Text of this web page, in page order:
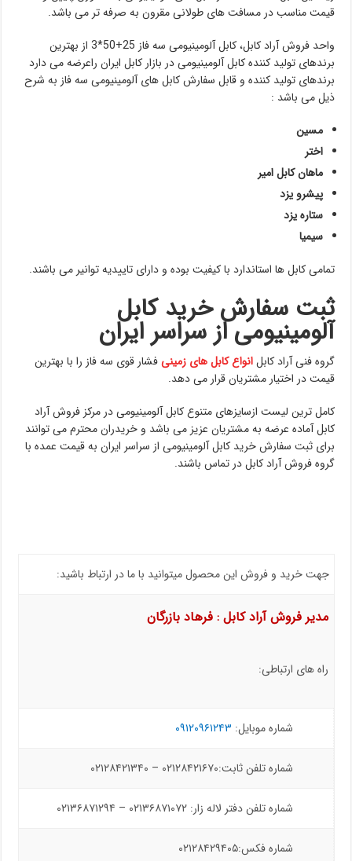
قیمت مناسب در مسافت های طولانی مقرون به صرفه تر می باشد.
واحد فروش آراد کابل، کابل آلومینیومی سه فاز 25+50*3 از بهترین
برندهای تولید کننده کابل آلومینیومی در بازار کابل ایران راعرضه می دارد
برندهای تولید کننده و قابل سفارش کابل های آلومینیومی سه فاز به شرح
ذیل می باشد :
مسین
اختر
ماهان کابل امیر
پیشرو یزد
ستاره یزد
سیمیا
تمامی کابل ها استاندارد با کیفیت بوده و دارای تاییدیه توانیر می باشند.
ثبت سفارش خرید کابل
آلومینیومی از سراسر ایران
گروه فنی آراد کابلانواع کابل های زمینیفشار قوی سه فاز را با بهترین
قیمت در اختیار مشتریان قرار می دهد.
کامل ترین لیست ازسایزهای متنوع کابل آلومینیومی در مرکز فروش آراد
کابل آماده عرضه به مشتریان عزیز می باشد و خریدران محترم می توانند
برای ثبت سفارش خرید کابل آلومینیومی از سراسر ایران به قیمت عمده با
گروه فروش آراد کابل در تماس باشند.
جهت خرید و فروش این محصول میتوانید با ما در ارتباط باشید:
مدیر فروش آراد کابل : فرهاد بازرگان
راه های ارتباطی:
شماره موبایل: ۰۹۱۲۰۹۶۱۲۴۳
شماره تلفن ثابت:۰۲۱۲۸۴۲۱۶۷۰ – ۰۲۱۲۸۴۲۱۳۴۰
شماره تلفن دفتر لاله زار: ۰۲۱۳۶۸۷۱۰۷۲ – ۰۲۱۳۶۸۷۱۲۹۴
شماره فکس:۰۲۱۲۸۴۲۹۴۰۵